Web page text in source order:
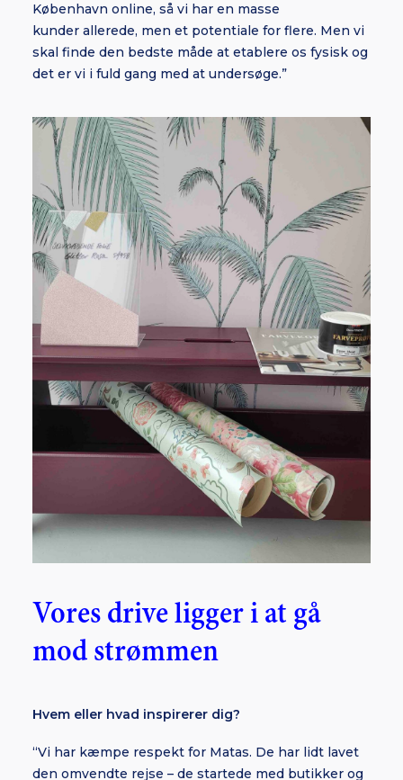
København online, så vi har en masse
kunder allerede, men et potentiale for flere. Men vi
skal finde den bedste måde at etablere os fysisk og
det er vi i fuld gang med at undersøge.”
Vores drive ligger i at gå
mod strømmen
Hvem eller hvad inspirerer dig?
“Vi har kæmpe respekt for Matas. De har lidt lavet
den omvendte rejse – de startede med butikker og